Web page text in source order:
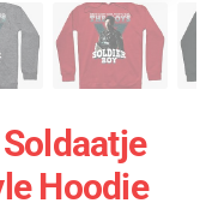
Hoodie